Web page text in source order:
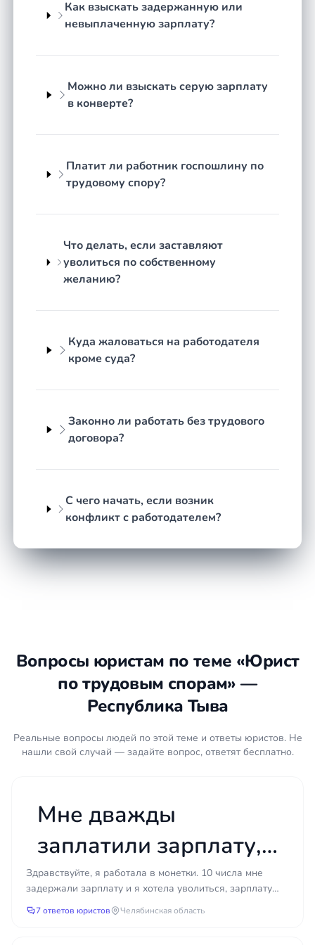
реально согласованного заработка;
сокращение штата с нарушением
незаконные дисциплинарные взыскания,
отказ оформить трудовые отношения,
подмена трудового договора гражданско-
документов при увольнении.
споров
Отношения работника и работодателя регулирует
Трудовой кодекс РФ. Он устанавливает основания
и порядок увольнения, правила оплаты труда,
взысканий и сокращения штата. Ключевая
значительной степени стоит на стороне работника
как более слабой стороны. Так, обязанность
трудовым спорам в регионе Республика Тыва
опирается на нормы ТК РФ, разъяснения
обосновать позицию работника.
Сроки обращения в суд по
трудовым спорам
Сроки по трудовым делам короткие, и их легко
пропустить. По спорам об увольнении работник
спорам общий срок — три месяца со дня, когда
работник узнал о нарушении права. Эти сроки
установлены статьёй 392 ТК РФ. Если срок
пропущен по уважительной причине, суд может
его восстановить, но рассчитывать на это заранее
не стоит. Поэтому чем раньше работник
Порядок действий при трудовом
всегда дело сразу доходит до суда. Можно
обратиться в государственную инспекцию труда
(ГИТ) — она проводит проверку работодателя и
Как взыскать задержанную или
невыплаченную зарплату?
Можно ли взыскать серую зарплату
в конверте?
Платит ли работник госпошлину по
трудовому спору?
Что делать, если заставляют
уволиться по собственному
желанию?
Куда жаловаться на работодателя
кроме суда?
Законно ли работать без трудового
договора?
С чего начать, если возник
конфликт с работодателем?
Вопросы юристам по теме «Юрист
по трудовым спорам» —
Республика Тыва
Реальные вопросы людей по этой теме и ответы юристов. Не
нашли свой случай — задайте вопрос, ответят бесплатно.
Мне дважды
заплатили зарплату,
нужно ли возвращать
лишние деньги?
Здравствуйте, я работала в монетки. 10 числа мне
задержали зарплату и я хотела уволиться, зарплату
прислали только 25 числа. Затем, 30 июля я написала...
7 ответов юристов Челябинская область